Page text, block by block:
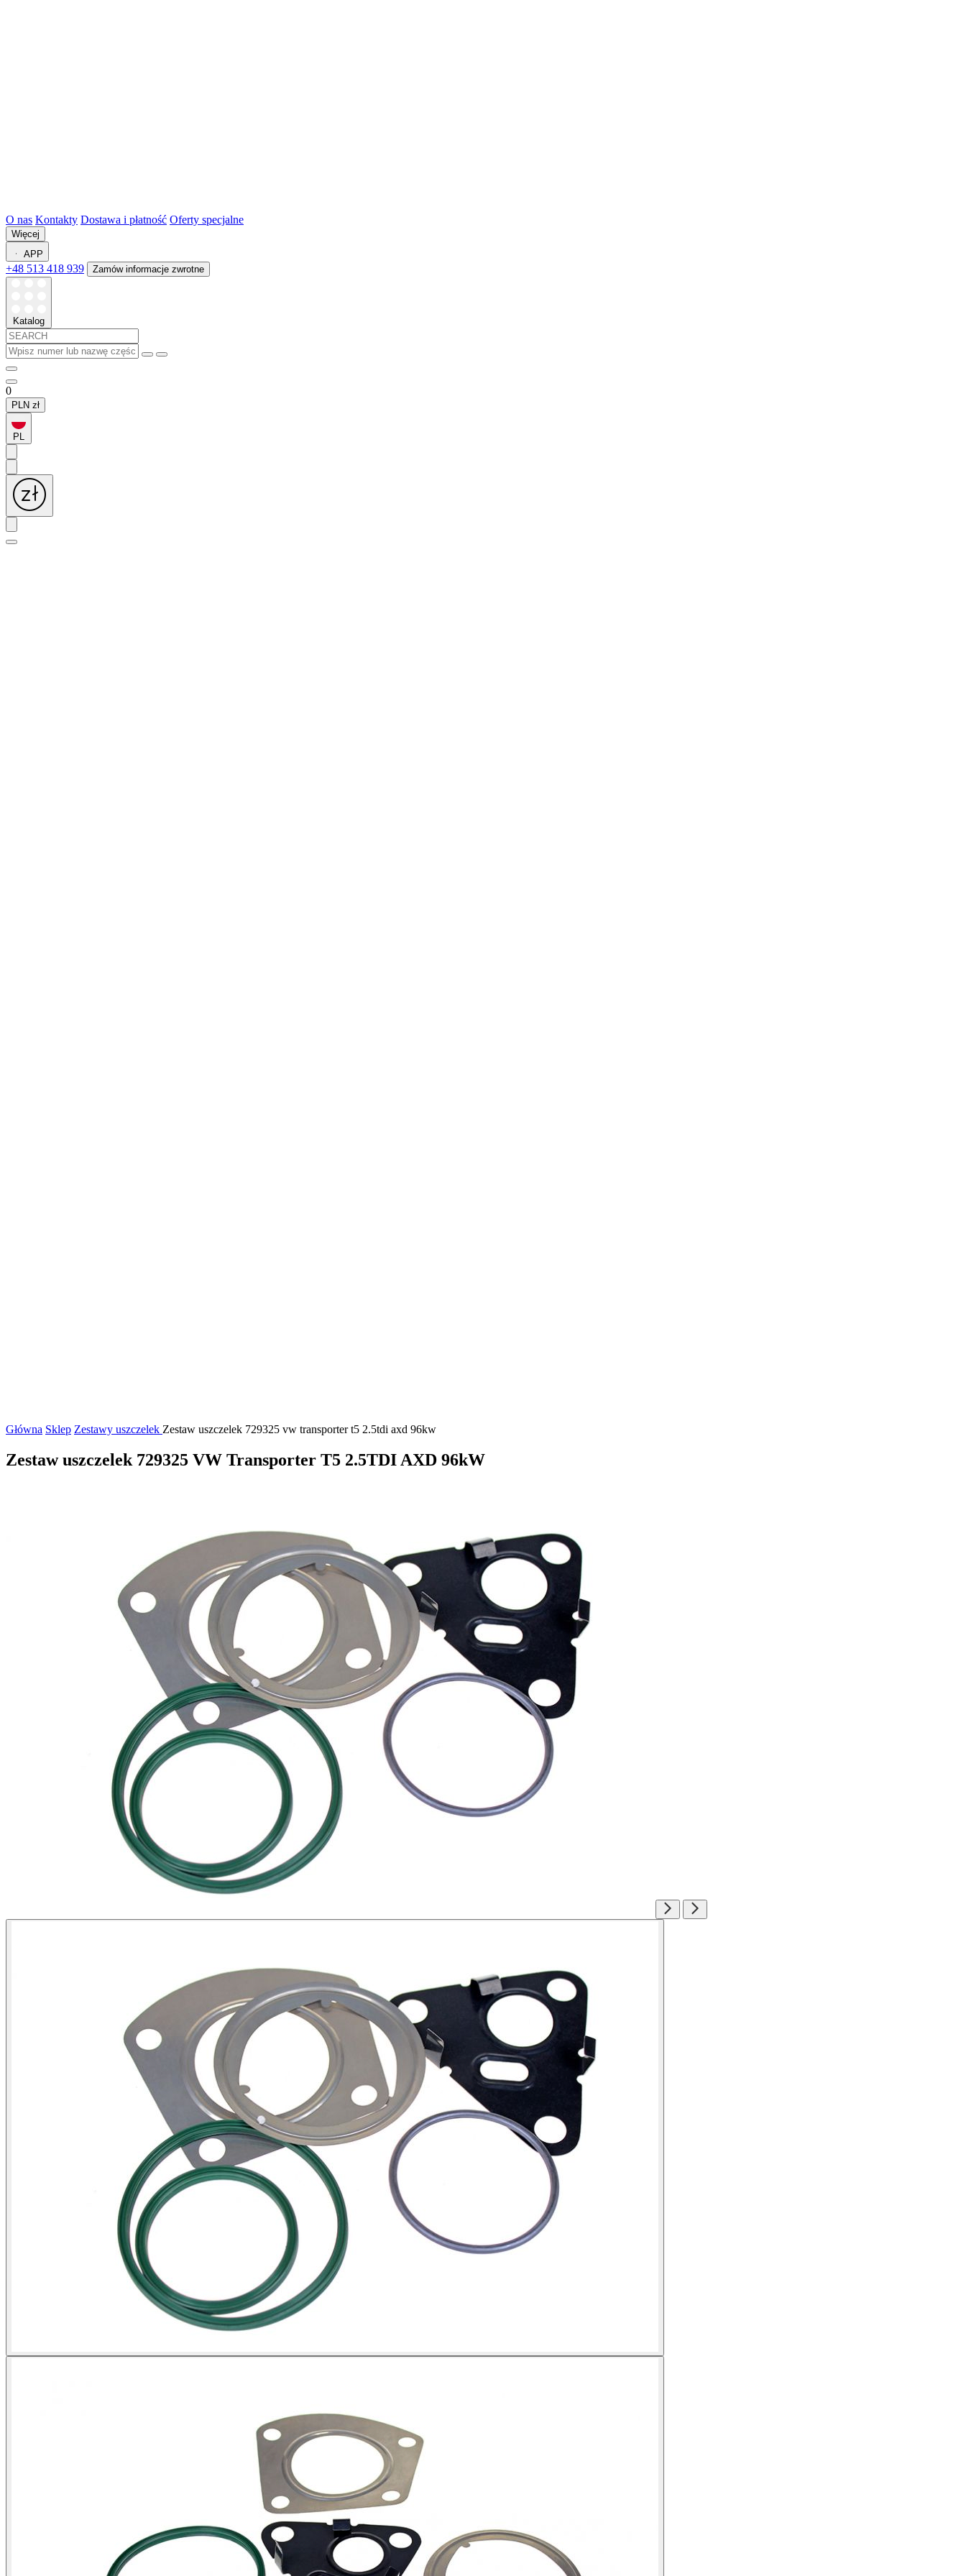
O nas Kontakty Dostawa i płatność Oferty specjalne
Więcej
APP
+48 513 418 939 Zamów informacje zwrotne
Katalog
0
PLN zł
PL
Główna Sklep Zestawy uszczelek Zestaw uszczelek 729325 vw transporter t5 2.5tdi axd 96kw
Zestaw uszczelek 729325 VW Transporter T5 2.5TDI AXD 96kW